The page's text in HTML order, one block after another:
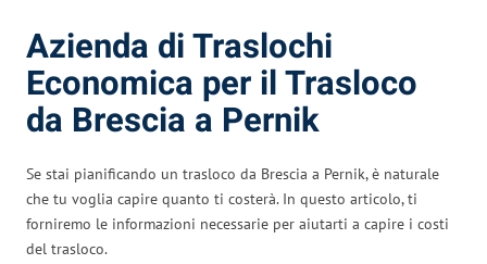
Azienda di Traslochi
Economica per il Trasloco
da Brescia a Pernik
Se stai pianificando un trasloco da Brescia a Pernik, è naturale
che tu voglia capire quanto ti costerà. In questo articolo, ti
forniremo le informazioni necessarie per aiutarti a capire i costi
del trasloco.